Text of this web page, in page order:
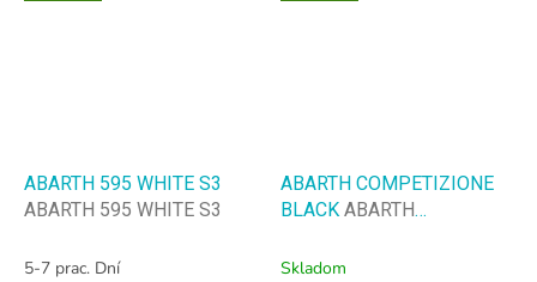
ABARTH 595 WHITE S3
ABARTH 595 WHITE S3
5-7 prac. Dní
ABARTH COMPETIZIONE
BLACK ABARTH
EN347 O2
Skladom